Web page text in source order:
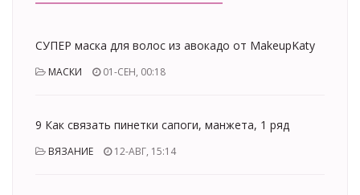
СУПЕР маска для волос из авокадо от MakeupKaty
МАСКИ 01-СЕН, 00:18
9 Как связать пинетки сапоги, манжета, 1 ряд
ВЯЗАНИЕ 12-АВГ, 15:14